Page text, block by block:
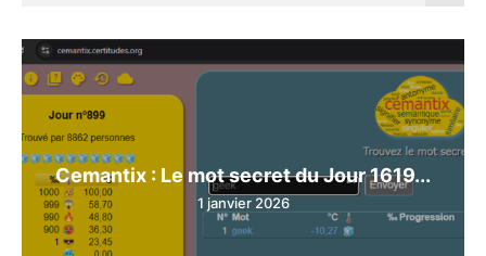
Cemantix : Le mot secret du Jour 1619...
1 janvier 2026